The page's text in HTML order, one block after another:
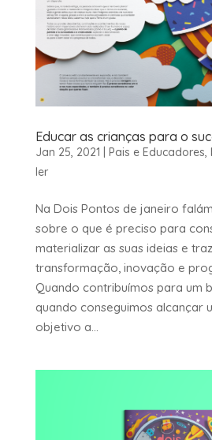
Educar as crianças para o
Jan 25, 2021 Pais e Educadores,
ler
Na Dois Pontos de janeiro
sobre o que é preciso para
materializar as suas ideias e
transformação, inovação e
Quando contribuímos para um
quando conseguimos alcançar
objetivo a...